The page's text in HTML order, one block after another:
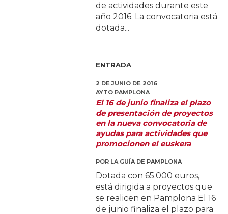
de actividades durante este
año 2016. La convocatoria está
dotada...
ENTRADA
2 DE JUNIO DE 2016
AYTO PAMPLONA
El 16 de junio finaliza el plazo
de presentación de proyectos
en la nueva convocatoria de
ayudas para actividades que
promocionen el euskera
POR LA GUÍA DE PAMPLONA
Dotada con 65.000 euros,
está dirigida a proyectos que
se realicen en Pamplona El 16
de junio finaliza el plazo para